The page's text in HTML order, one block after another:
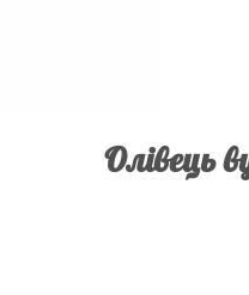
Олівець